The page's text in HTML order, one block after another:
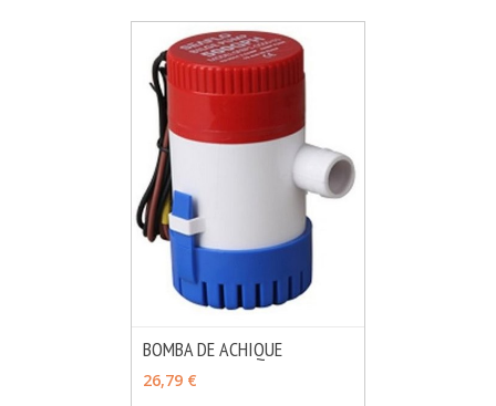
BOMBA DE ACHIQUE
26,79 €